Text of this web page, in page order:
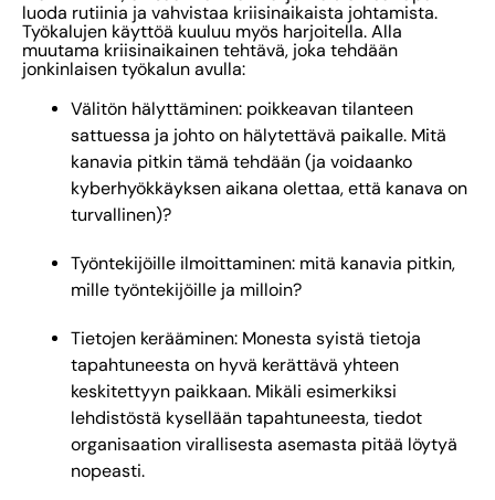
luoda rutiinia ja vahvistaa kriisinaikaista johtamista.
Työkalujen käyttöä kuuluu myös harjoitella. Alla
muutama kriisinaikainen tehtävä, joka tehdään
jonkinlaisen työkalun avulla:
Välitön hälyttäminen: poikkeavan tilanteen
sattuessa ja johto on hälytettävä paikalle. Mitä
kanavia pitkin tämä tehdään (ja voidaanko
kyberhyökkäyksen aikana olettaa, että kanava on
turvallinen)?
Työntekijöille ilmoittaminen: mitä kanavia pitkin,
mille työntekijöille ja milloin?
Tietojen kerääminen: Monesta syistä tietoja
tapahtuneesta on hyvä kerättävä yhteen
keskitettyyn paikkaan. Mikäli esimerkiksi
lehdistöstä kysellään tapahtuneesta, tiedot
organisaation virallisesta asemasta pitää löytyä
nopeasti.